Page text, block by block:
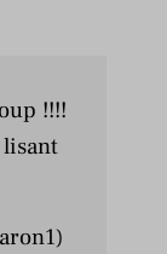
!!!!
lisant